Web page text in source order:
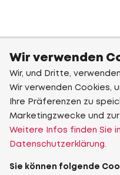
Wir verwenden
Wir, und Dritte,
Wir verwenden Cookies,
Ihre Präferenzen zu
Marketingzwecke und zur
Weitere Infos finden Sie
Datenschutzerklärung.
Sie können folgende